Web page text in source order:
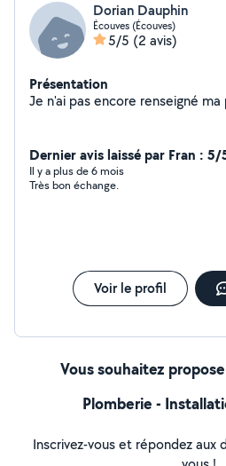
Dorian Dauphin
Écouves (Écouves)
5/5 (2 avis)
Présentation
Dernier avis laissé par Fran : 5/
Il y a plus de 6 mois
Très bon échange.
Voir le profil
Vous souhaitez
Plomberie -
Inscrivez-vous et répondez aux